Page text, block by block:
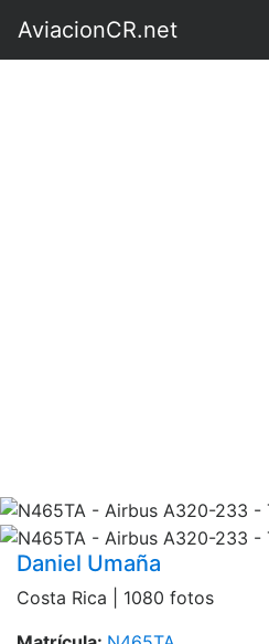
AviacionCR.net
Daniel Umaña
Costa Rica | 1080 fotos